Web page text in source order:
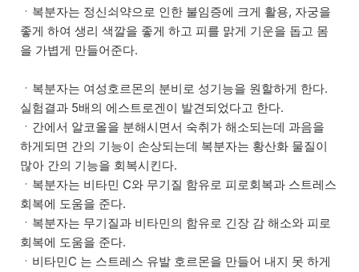
ㆍ복분자는 정신쇠약으로 인한 불임증에 크게 활용, 자궁을
좋게 하여 생리 색깔을 좋게 하고 피를 맑게 기운을 돕고 몸
을 가볍게 만들어준다.
ㆍ복분자는 여성호르몬의 분비로 성기능을 원할하게 한다.
실험결과 5배의 에스트로겐이 발견되었다고 한다.
ㆍ간에서 알코올을 분해시면서 숙취가 해소되는데 과음을
하게되면 간의 기능이 손상되는데 복분자는 황산화 물질이
많아 간의 기능을 회복시킨다.
ㆍ복분자는 비타민 C와 무기질 함유로 피로회복과 스트레스
회복에 도움을 준다.
ㆍ복분자는 무기질과 비타민의 함유로 긴장 감 해소와 피로
회복에 도움을 준다.
ㆍ비타민C 는 스트레스 유발 호르몬을 만들어 내지 못 하게